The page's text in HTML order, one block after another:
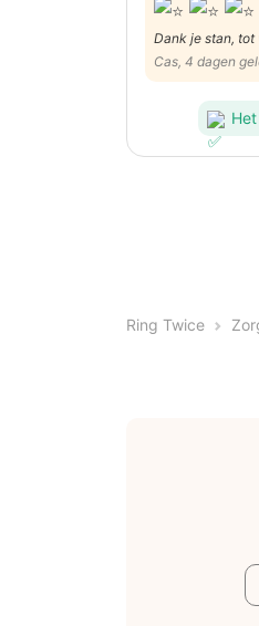
Dank je stan,
Cas, 4 dagen
Ring Twice